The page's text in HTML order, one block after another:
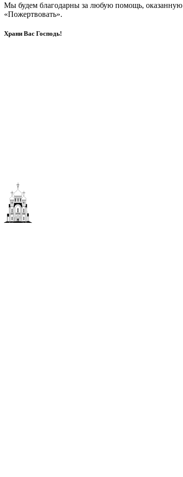
Мы будем благодарны за любую помощь,
«Пожертвовать».
Храни Вас Господь!